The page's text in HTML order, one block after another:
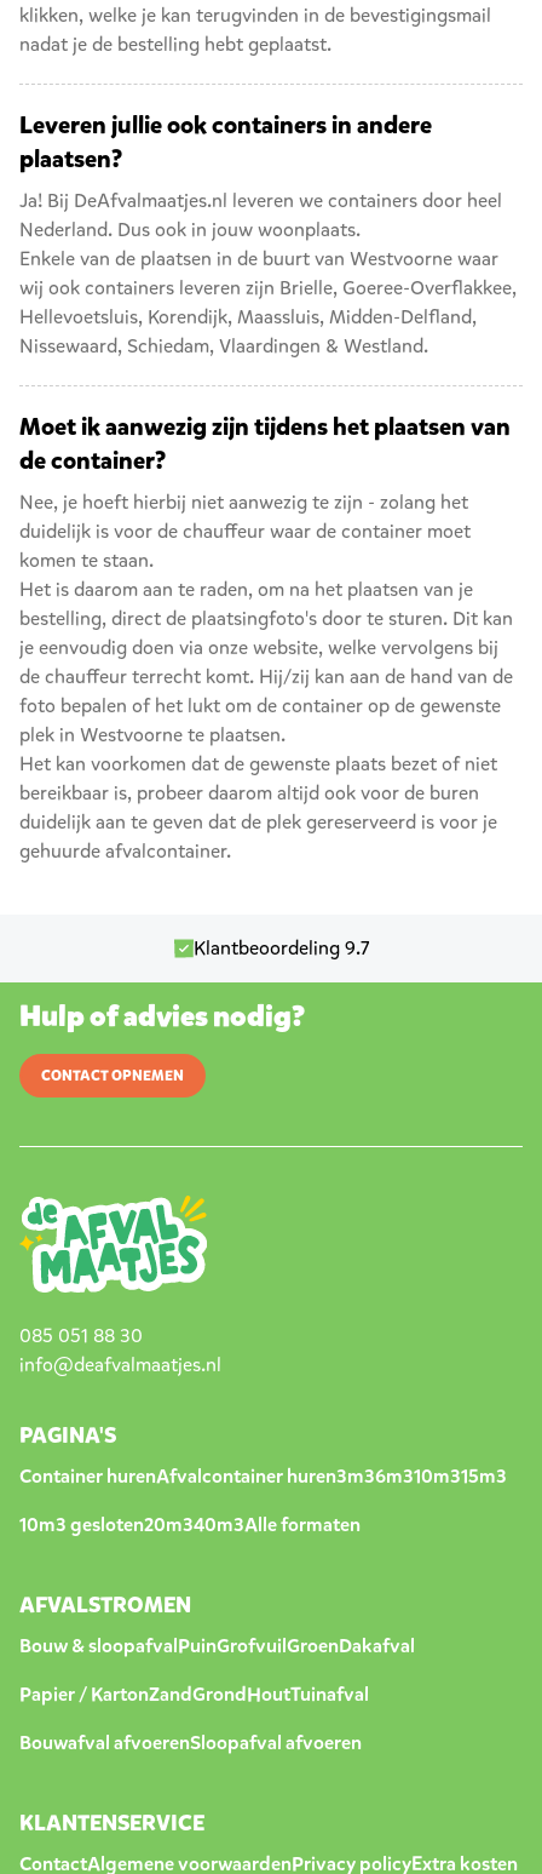
klikken, welke je kan terugvinden in de bevestigingsmail
nadat je de bestelling hebt geplaatst.
Leveren jullie ook containers in andere
plaatsen?
Ja! Bij DeAfvalmaatjes.nl leveren we containers door heel
Nederland. Dus ook in jouw woonplaats.
Enkele van de plaatsen in de buurt van Westvoorne waar
wij ook containers leveren zijn Brielle, Goeree-Overflakkee,
Hellevoetsluis, Korendijk, Maassluis, Midden-Delfland,
Nissewaard, Schiedam, Vlaardingen & Westland.
Moet ik aanwezig zijn tijdens het plaatsen van
de container?
Nee, je hoeft hierbij niet aanwezig te zijn - zolang het
duidelijk is voor de chauffeur waar de container moet
komen te staan.
Het is daarom aan te raden, om na het plaatsen van je
bestelling, direct de plaatsingfoto's door te sturen. Dit kan
je eenvoudig doen via onze website, welke vervolgens bij
de chauffeur terrecht komt. Hij/zij kan aan de hand van de
foto bepalen of het lukt om de container op de gewenste
plek in Westvoorne te plaatsen.
Het kan voorkomen dat de gewenste plaats bezet of niet
bereikbaar is, probeer daarom altijd ook voor de buren
duidelijk aan te geven dat de plek gereserveerd is voor je
gehuurde afvalcontainer.
Klantbeoordeling 9.7
Hulp of advies nodig?
CONTACT OPNEMEN
085 051 88 30
info@deafvalmaatjes.nl
PAGINA'S
Container hurenAfvalcontainer huren3m36m310m315m3
10m3 gesloten20m340m3Alle formaten
AFVALSTROMEN
Bouw & sloopafvalPuinGrofvuilGroenDakafval
Papier / KartonZandGrondHoutTuinafval
Bouwafval afvoerenSloopafval afvoeren
KLANTENSERVICE
ContactAlgemene voorwaardenPrivacy policyExtra kosten